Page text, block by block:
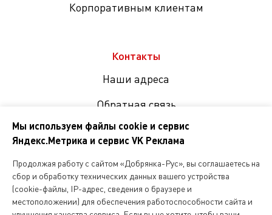
Корпоративным клиентам
Контакты
Наши адреса
Обратная связь
соцсетях
Копирование и любое другое использование информации,
Мы используем файлы cookie и сервис
Яндекс.Метрика и сервис VK Реклама
Продолжая работу с сайтом «Добрянка-Рус», вы соглашаетесь на
сбор и обработку технических данных вашего устройства
(cookie-файлы, IP-адрес, сведения о браузере и
местоположении) для обеспечения работоспособности сайта и